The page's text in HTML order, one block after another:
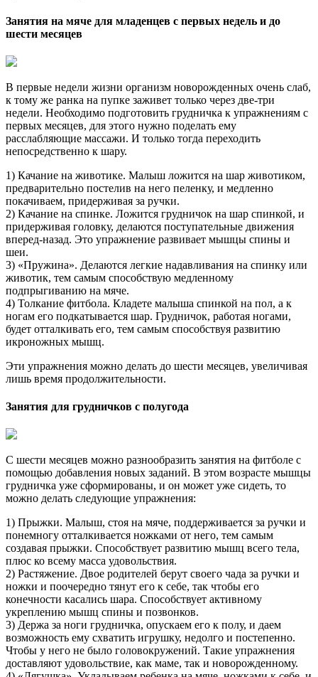
Занятия на мяче для младенцев с первых недель и до
шести месяцев
В первые недели жизни организм новорожденных очень слаб,
к тому же ранка на пупке заживет только через две-три
недели. Необходимо подготовить грудничка к упражнениям с
первых месяцев, для этого нужно поделать ему
расслабляющие массажи. И только тогда переходить
непосредственно к шару.
1) Качание на животике. Малыш ложится на шар животиком,
предварительно постелив на него пеленку, и медленно
покачиваем, придерживая за ручки.
2) Качание на спинке. Ложится грудничок на шар спинкой, и
придерживая головку, делаются поступательные движения
вперед-назад. Это упражнение развивает мышцы спины и
шеи.
3) «Пружина». Делаются легкие надавливания на спинку или
животик, тем самым способствую медленному
подпрыгиванию на мяче.
4) Толкание фитбола. Кладете малыша спинкой на пол, а к
ногам его подкатывается шар. Грудничок, работая ногами,
будет отталкивать его, тем самым способствуя развитию
икроножных мышц.
Эти упражнения можно делать до шести месяцев, увеличивая
лишь время продолжительности.
Занятия для грудничков с полугода
С шести месяцев можно разнообразить занятия на фитболе с
помощью добавления новых заданий. В этом возрасте мышцы
грудничка уже сформированы, и он может уже сидеть, то
можно делать следующие упражнения:
1) Прыжки. Малыш, стоя на мяче, поддерживается за ручки и
понемногу отталкивается ножками от него, тем самым
создавая прыжки. Способствует развитию мышц всего тела,
плюс ко всему масса удовольствия.
2) Растяжение. Двое родителей берут своего чада за ручки и
ножки и поочередно тянут его к себе, так чтобы его
конечности касались шара. Способствует активному
укреплению мышц спины и позвонков.
3) Держа за ноги грудничка, опускаем его к полу, и даем
возможность ему схватить игрушку, недолго и постепенно.
Чтобы у него не было головокружений. Такие упражнения
доставляют удовольствие, как маме, так и новорожденному.